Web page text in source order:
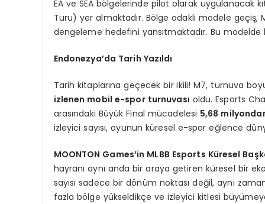
EA ve SEA bölgelerinde pilot olarak uygulanacak
Turu) yer almaktadır. Bölge odaklı modele geçiş,
dengeleme hedefini yansıtmaktadır. Bu
Endonezya’da Tarih Yazıldı
Tarih kitaplarına geçecek bir ikili! M7, turnuva
izlenen mobil e-spor turnuvası oldu. Esports
arasındaki Büyük Final mücadelesi 5,68
izleyici sayısı, oyunun küresel e-spor eğlence
MOONTON Games’in MLBB Esports Küresel
hayranı aynı anda bir araya getiren küresel bir
sayısı sadece bir dönüm noktası değil, aynı
fazla bölge yükseldikçe ve izleyici kitlesi